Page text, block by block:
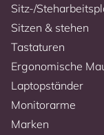
Sitz-/
Sitzen & stehen
Tastaturen
Ergonomische
Laptopständer
Monitorarme
Marken